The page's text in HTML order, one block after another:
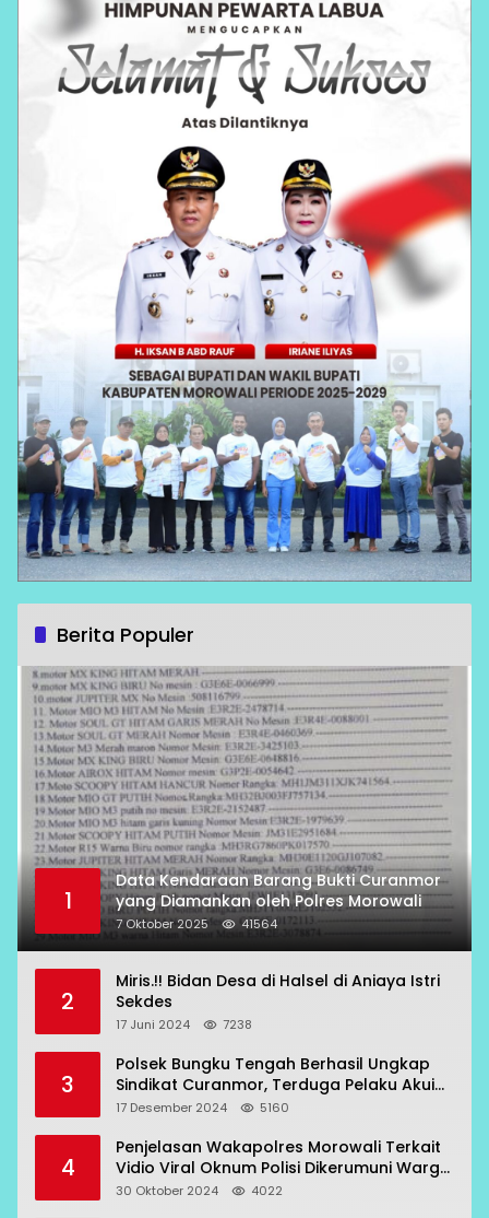
Berita Populer
1
Data Kendaraan Barang Bukti Curanmor
yang Diamankan oleh Polres Morowali
7 Oktober 2025 41564
2
Miris.!! Bidan Desa di Halsel di Aniaya Istri
Sekdes
17 Juni 2024 7238
3
Polsek Bungku Tengah Berhasil Ungkap
Sindikat Curanmor, Terduga Pelaku Akui
Beraksi di 7 Lokasi
17 Desember 2024 5160
4
Penjelasan Wakapolres Morowali Terkait
Vidio Viral Oknum Polisi Dikerumuni Warga
Bahodopi
30 Oktober 2024 4022